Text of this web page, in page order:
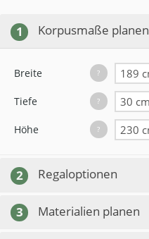
1 Korpusmaße planen
Breite ?
Tiefe ?
Höhe ?
2 Regaloptionen
3 Materialien planen